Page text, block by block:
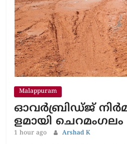
Malappuram
ഓവർബ്രിഡ്ജ്
ള​മാ​യി ചെ​റ​മം​ഗ​ലം
1 hour ago Arshad K